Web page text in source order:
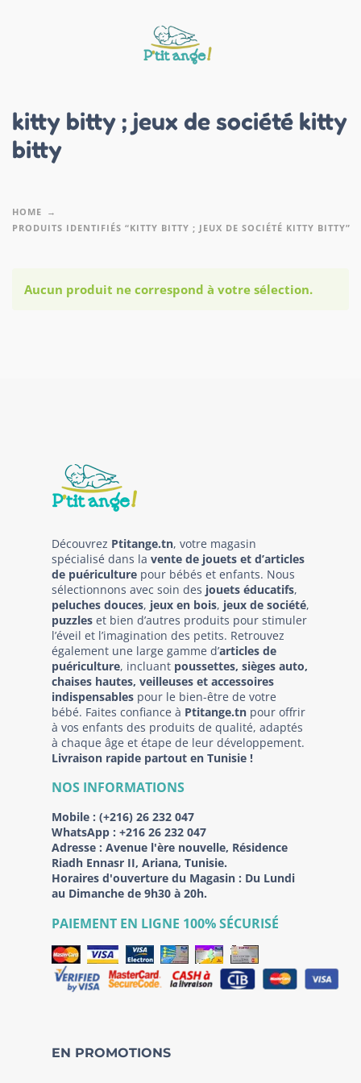
kitty bitty ; jeux de société kitty
bitty
HOME
PRODUITS IDENTIFIÉS “KITTY BITTY ; JEUX DE SOCIÉTÉ KITTY BITTY”
Aucun produit ne correspond à votre sélection.
Découvrez Ptitange.tn, votre magasin
spécialisé dans la vente de jouets et d’articles
de puériculture pour bébés et enfants. Nous
sélectionnons avec soin des jouets éducatifs,
peluches douces, jeux en bois, jeux de société,
puzzles et bien d’autres produits pour stimuler
l’éveil et l’imagination des petits. Retrouvez
également une large gamme d’articles de
puériculture, incluant poussettes, sièges auto,
chaises hautes, veilleuses et accessoires
indispensables pour le bien-être de votre
bébé. Faites confiance à Ptitange.tn pour offrir
à vos enfants des produits de qualité, adaptés
à chaque âge et étape de leur développement.
Livraison rapide partout en Tunisie !
NOS INFORMATIONS
Mobile : (+216) 26 232 047
WhatsApp : +216 26 232 047
Adresse : Avenue l'ère nouvelle, Résidence
Riadh Ennasr II, Ariana, Tunisie.
Horaires d'ouverture du Magasin : Du Lundi
au Dimanche de 9h30 à 20h.
PAIEMENT EN LIGNE 100% SÉCURISÉ
EN PROMOTIONS